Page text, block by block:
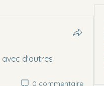
avec d'autres
0 commentaire